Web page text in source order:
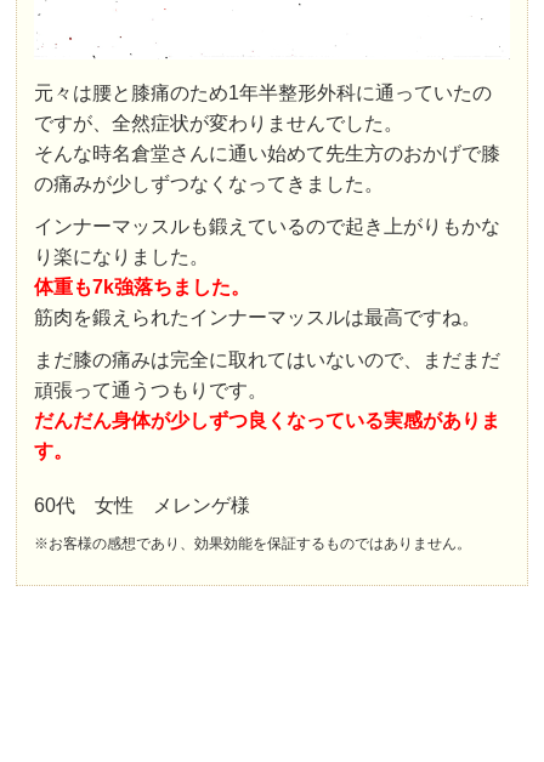
元々は腰と膝痛のため1年半整形外科に通っていたの
ですが、全然症状が変わりませんでした。
そんな時名倉堂さんに通い始めて先生方のおかげで膝
の痛みが少しずつなくなってきました。
インナーマッスルも鍛えているので起き上がりもかな
り楽になりました。
体重も7k強落ちました。
筋肉を鍛えられたインナーマッスルは最高ですね。
まだ膝の痛みは完全に取れてはいないので、まだまだ
頑張って通うつもりです。
だんだん身体が少しずつ良くなっている実感がありま
す。
60代 女性 メレンゲ様
※お客様の感想であり、効果効能を保証するものではありません。